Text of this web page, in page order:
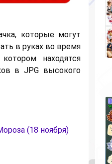
которые могут
в руках во время
находятся
в JPG высокого
(18 ноября)